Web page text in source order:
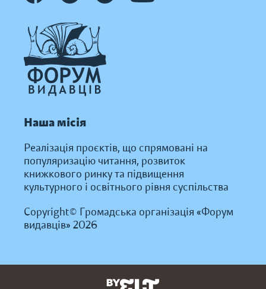
Наша місія
Реалізація проєктів, що спрямовані на
популяризацію читання, розвиток
книжкового ринку та підвищення
культурного і освітнього рівня суспільства
Copyright© Громадська організація «Форум
видавців» 2026